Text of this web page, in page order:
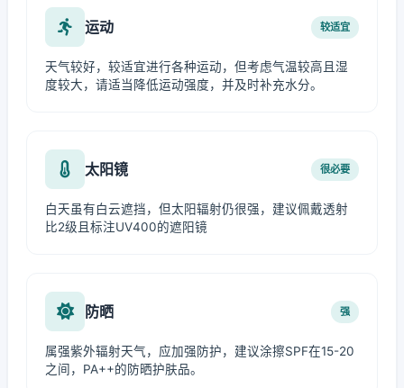
运动 较适宜
天气较好，较适宜进行各种运动，但考虑气温较高且湿
度较大，请适当降低运动强度，并及时补充水分。
太阳镜 很必要
白天虽有白云遮挡，但太阳辐射仍很强，建议佩戴透射
比2级且标注UV400的遮阳镜
防晒 强
属强紫外辐射天气，应加强防护，建议涂擦SPF在15-20
之间，PA++的防晒护肤品。